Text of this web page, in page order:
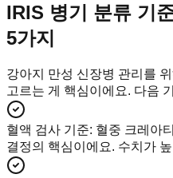
IRIS 병기 분류 기
5가지
강아지 만성 신장병 관리를
고르는 게 핵심이에요. 다음
혈액 검사 기준: 혈중 크레아
결정의 핵심이에요. 수치가